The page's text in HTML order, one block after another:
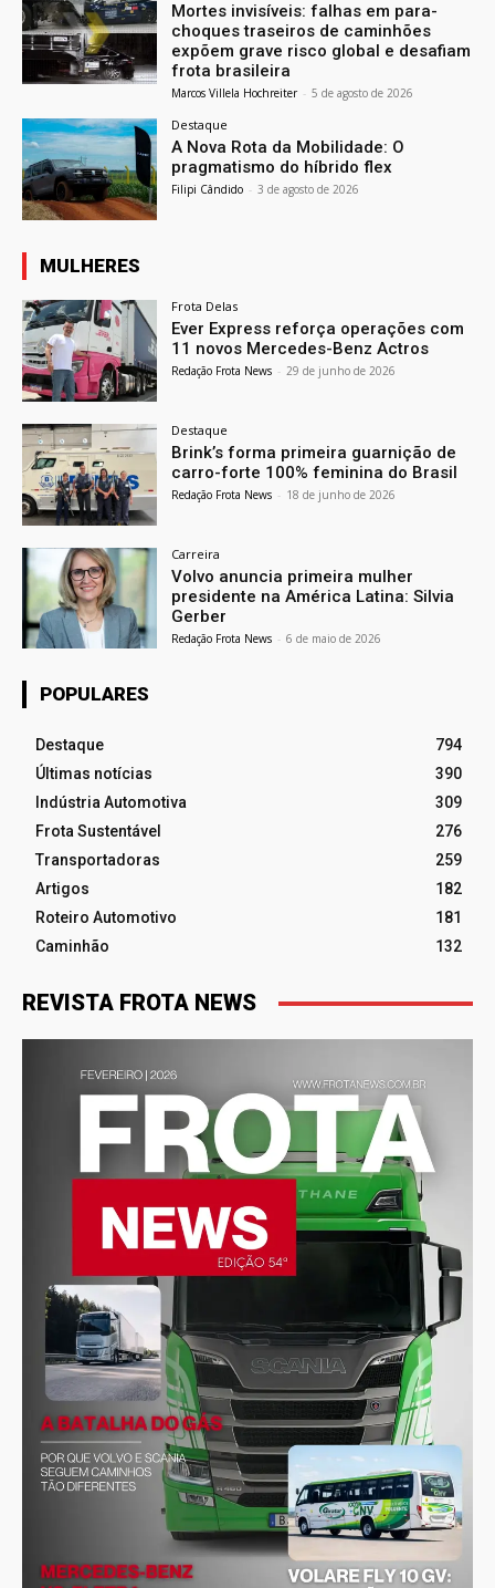
Mortes invisíveis: falhas em para-
choques traseiros de caminhões
expõem grave risco global e desafiam
frota brasileira
Marcos Villela Hochreiter - 5 de agosto de 2026
Destaque
A Nova Rota da Mobilidade: O
pragmatismo do híbrido flex
Filipi Cândido - 3 de agosto de 2026
MULHERES
Frota Delas
Ever Express reforça operações com
11 novos Mercedes-Benz Actros
Redação Frota News - 29 de junho de 2026
Destaque
Brink’s forma primeira guarnição de
carro-forte 100% feminina do Brasil
Redação Frota News - 18 de junho de 2026
Carreira
Volvo anuncia primeira mulher
presidente na América Latina: Silvia
Gerber
Redação Frota News - 6 de maio de 2026
POPULARES
Destaque
794
Últimas notícias
390
Indústria Automotiva
309
Frota Sustentável
276
Transportadoras
259
Artigos
182
Roteiro Automotivo
181
Caminhão
132
REVISTA FROTA NEWS